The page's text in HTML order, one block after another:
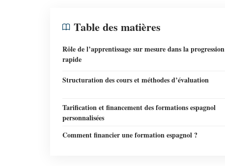
Table des matières
Rôle de l’apprentissage sur mesure dans la progression
rapide
Structuration des cours et méthodes d’évaluation
Tarification et financement des formations espagnol
personnalisées
Comment financier une formation espagnol ?